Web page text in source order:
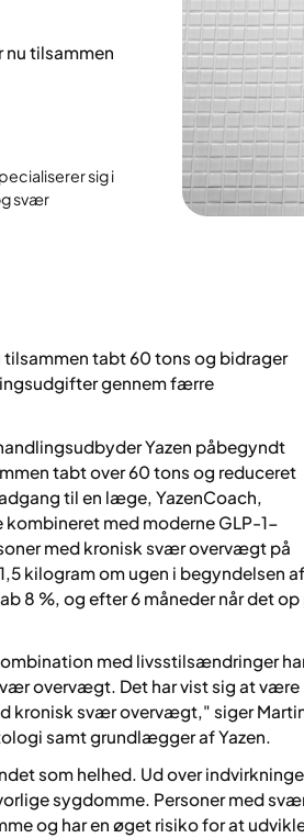
nu tilsammen
sig i
svær
tilsammen tabt 60 tons og bidrager
gennem færre
Yazen påbegyndt
tabt over 60 tons og reduceret
til en læge, YazenCoach,
med moderne GLP-1-
med kronisk svær overvægt på
kilogram om ugen i begyndelsen af
8 %, og efter 6 måneder når det op
med livsstilsændringer
overvægt. Det har vist sig at være
kronisk svær overvægt," siger
samt grundlægger af Yazen.
som helhed. Ud over
sygdomme. Personer med
og har en øget risiko for at